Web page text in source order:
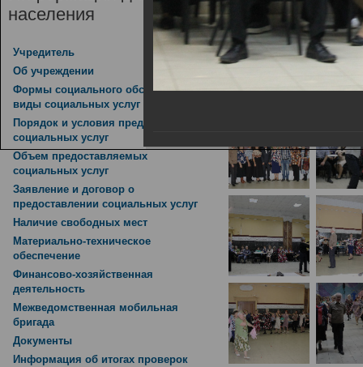
Открытие нового,
населения
Учредитель
Об учреждении
Формы социального обслуживания,
виды социальных услуг
Порядок и условия предоставления
социальных услуг
Объем предоставляемых
социальных услуг
Заявление и договор о
предоставлении социальных услуг
Наличие свободных мест
Материально-техническое
обеспечение
Финансово-хозяйственная
деятельность
Межведомственная мобильная
бригада
Документы
Информация об итогах проверок